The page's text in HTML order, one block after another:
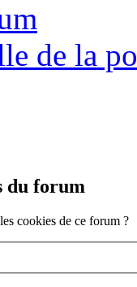
de la
du forum
cookies de ce forum ?